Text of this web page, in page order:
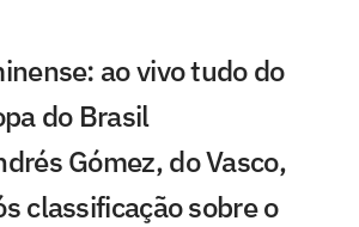
ao vivo tudo do
do Brasil
Gómez, do Vasco,
classificação sobre o